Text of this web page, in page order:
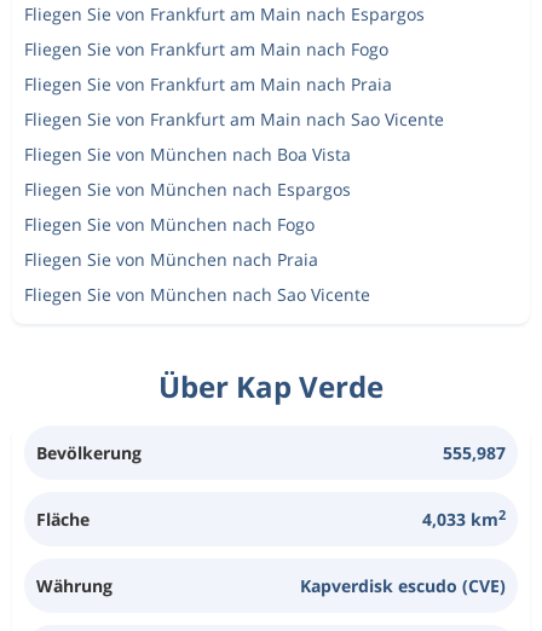
Fliegen Sie von Frankfurt am Main nach Espargos
Fliegen Sie von Frankfurt am Main nach Fogo
Fliegen Sie von Frankfurt am Main nach Praia
Fliegen Sie von Frankfurt am Main nach Sao Vicente
Fliegen Sie von München nach Boa Vista
Fliegen Sie von München nach Espargos
Fliegen Sie von München nach Fogo
Fliegen Sie von München nach Praia
Fliegen Sie von München nach Sao Vicente
Über Kap Verde
Bevölkerung 555,987
Fläche 4,033 km2
Währung Kapverdisk escudo (CVE)